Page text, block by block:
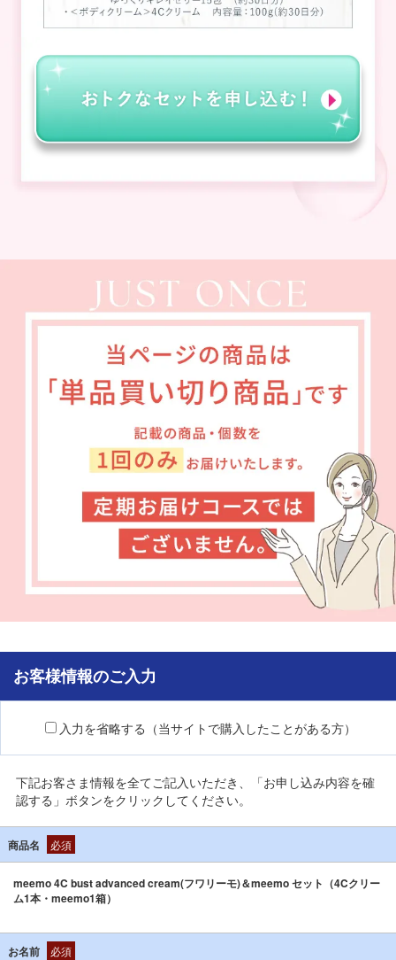
お客様情報のご入力
入力を省略する（当サイトで購入したことがある方）
下記お客さま情報を全てご記入いただき、「お申し込み内容を確
認する」ボタンをクリックしてください。
商品名 必須
meemo 4C bust advanced cream(フワリーモ)＆meemo セット（4Cクリー
ム1本・meemo1箱）
お名前 必須